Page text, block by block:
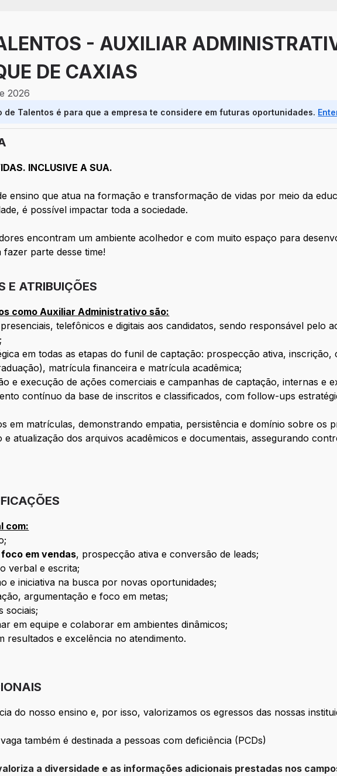
- AUXILIAR
DE CAXIAS
2026
de Talentos é para que a empresa te considere em futuras oportunidades.
INCLUSIVE A SUA.
ensino que atua na formação e transformação de vidas por meio da
é possível impactar toda a sociedade.
encontram um ambiente acolhedor e com muito espaço para
parte desse time!
E ATRIBUIÇÕES
como Auxiliar Administrativo são:
telefônicos e digitais aos candidatos, sendo responsável pelo
em todas as etapas do funil de captação: prospecção ativa,
matrícula financeira e matrícula acadêmica;
e execução de ações comerciais e campanhas de captação, internas e
contínuo da base de inscritos e classificados, com follow-ups
em matrículas, demonstrando empatia, persistência e domínio sobre os
e atualização dos arquivos acadêmicos e documentais, assegurando
com:
em vendas, prospecção ativa e conversão de leads;
verbal e escrita;
e iniciativa na busca por novas oportunidades;
argumentação e foco em metas;
sociais;
em equipe e colaborar em ambientes dinâmicos;
resultados e excelência no atendimento.
do nosso ensino e, por isso, valorizamos os egressos das nossas
também é destinada a pessoas com deficiência (PCDs)
a diversidade e as informações adicionais prestadas nos